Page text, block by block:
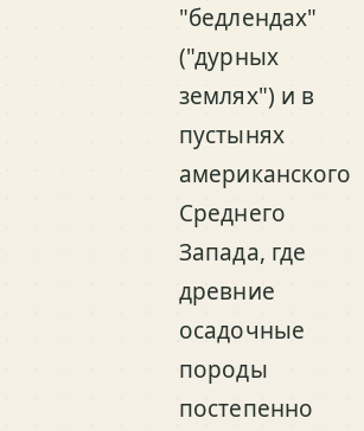
"бедлендах"
("дурных
землях") и в
пустынях
американского
Среднего
Запада, где
древние
осадочные
породы
постепенно